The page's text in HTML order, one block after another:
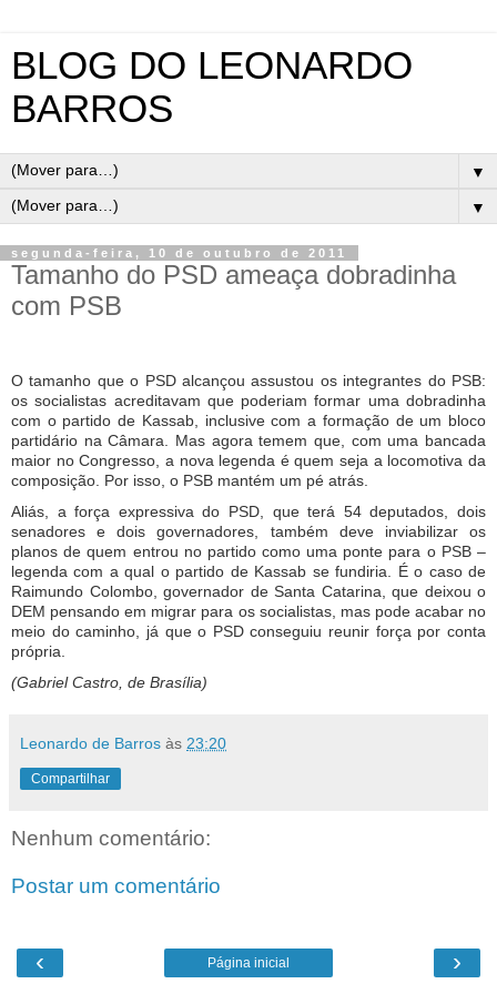
BLOG DO LEONARDO
BARROS
▼
▼
segunda-feira, 10 de outubro de 2011
Tamanho do PSD ameaça dobradinha
com PSB
O tamanho que o PSD alcançou assustou os integrantes do PSB:
os socialistas acreditavam que poderiam formar uma dobradinha
com o partido de Kassab, inclusive com a formação de um bloco
partidário na Câmara. Mas agora temem que, com uma bancada
maior no Congresso, a nova legenda é quem seja a locomotiva da
composição. Por isso, o PSB mantém um pé atrás.
Aliás, a força expressiva do PSD, que terá 54 deputados, dois
senadores e dois governadores, também deve inviabilizar os
planos de quem entrou no partido como uma ponte para o PSB –
legenda com a qual o partido de Kassab se fundiria. É o caso de
Raimundo Colombo, governador de Santa Catarina, que deixou o
DEM pensando em migrar para os socialistas, mas pode acabar no
meio do caminho, já que o PSD conseguiu reunir força por conta
própria.
(Gabriel Castro, de Brasília)
Leonardo de Barros às 23:20
Compartilhar
Nenhum comentário:
Postar um comentário
‹ ›
Página inicial